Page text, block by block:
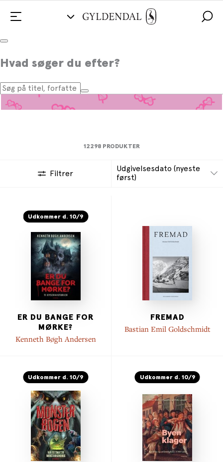
Hvad søger du efter?
Young adult
12298 PRODUKTER
Filtrer
Udgivelsesdato (nyeste
først)
Udkommer d. 10/9
ER DU BANGE FOR
MØRKE?
Kenneth Bøgh Andersen
FREMAD
Bastian Emil Goldschmidt
Udkommer d. 10/9 Udkommer d. 10/9